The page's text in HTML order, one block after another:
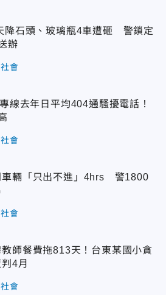
降石頭、玻璃瓶4車遭砸 警鎖定
辦
社會
線去年日平均404通騷擾電話！
社會
車輛「只出不進」4hrs 警1800
社會
師餐費拖813天！台東某國小貪
4月
社會